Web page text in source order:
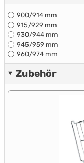
900/914 mm
915/929 mm
930/944 mm
945/959 mm
960/974 mm
Zubehör